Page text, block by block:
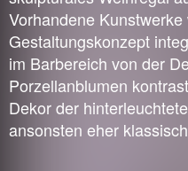
Vorhandene
Gestaltungskonzept
im Barbereich von der
Porzellanblumen
Dekor der
ansonsten eher